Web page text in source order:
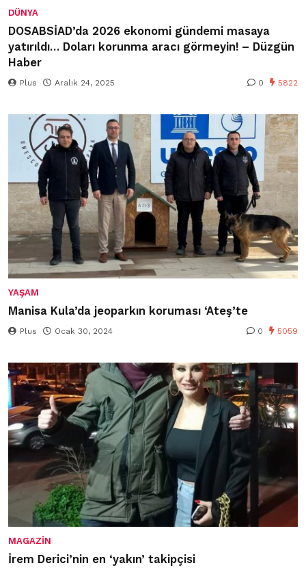
DÜNYA
DOSABSİAD’da 2026 ekonomi gündemi masaya
yatırıldı… Doları korunma aracı görmeyin! – Düzgün
Haber
Plus Aralık 24, 2025 0 5822
YAŞAM
Manisa Kula’da jeoparkın koruması ‘Ateş’te
Plus Ocak 30, 2024 0 5059
MAGAZIN
İrem Derici’nin en ‘yakın’ takipçisi